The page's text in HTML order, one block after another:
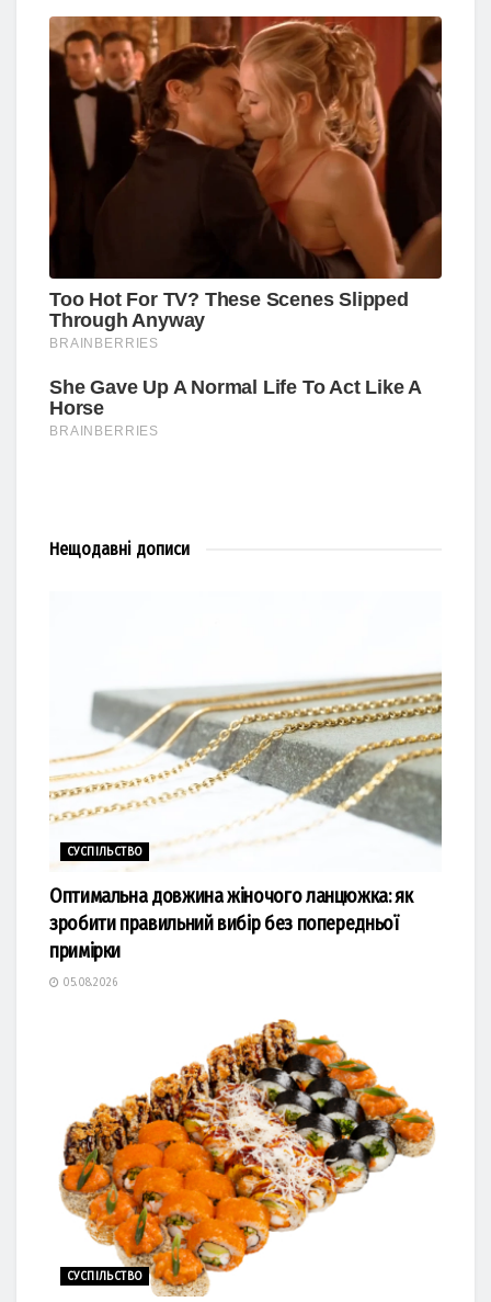
Нещодавні дописи
СУСПІЛЬСТВО
Оптимальна довжина жіночого ланцюжка: як
зробити правильний вибір без попередньої
примірки
05.08.2026
СУСПІЛЬСТВО